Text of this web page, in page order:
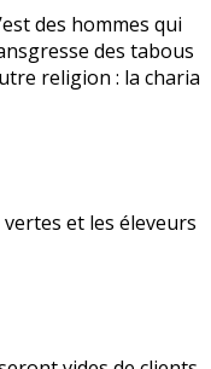
des hommes qui
des tabous
religion : la charia
et les éleveurs